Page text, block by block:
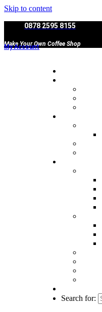
Skip to content
0878 2595 8155
Make Your Own Coffee Shop
My Account
Search for: